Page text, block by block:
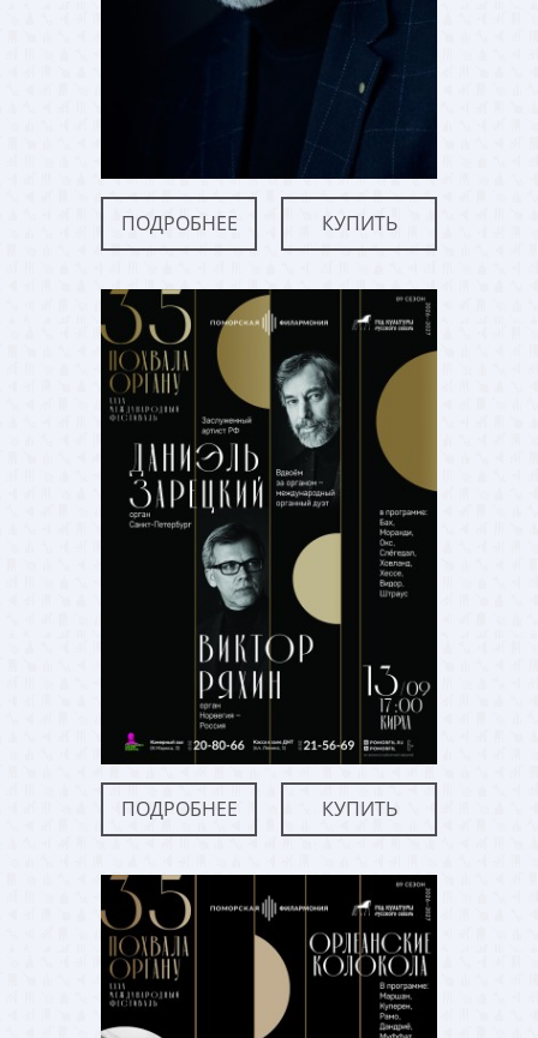
ПОДРОБНЕЕ КУПИТЬ
ПОДРОБНЕЕ КУПИТЬ